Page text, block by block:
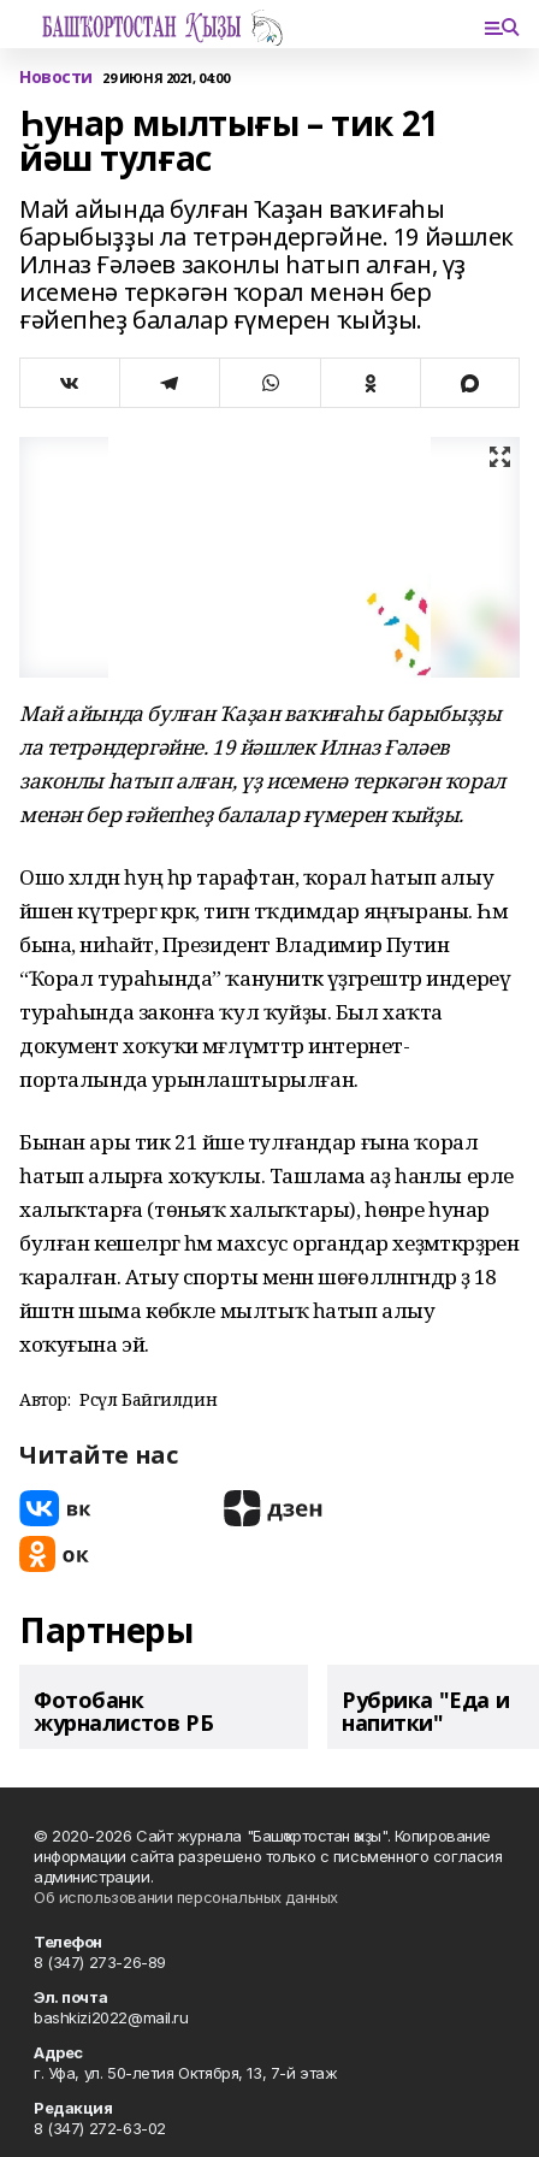
Новости 29 ИЮНЯ 2021, 04:00
Һунар мылтығы – тик 21
йәш тулғас
Май айында булған Ҡаҙан ваҡиғаһы
барыбыҙҙы ла тетрәндергәйне. 19 йәшлек
Илназ Ғәләев законлы һатып алған, үҙ
исеменә теркәгән ҡорал менән бер
ғәйепһеҙ балалар ғүмерен ҡыйҙы.
Май айында булған Ҡаҙан ваҡиғаһы барыбыҙҙы
ла тетрәндергәйне. 19 йәшлек Илназ Ғәләев
законлы һатып алған, үҙ исеменә теркәгән ҡорал
менән бер ғәйепһеҙ балалар ғүмерен ҡыйҙы.
Ошо хәлдән һуң һәр тарафтан, ҡорал һатып алыу
йәшен күтәрергә кәрәк, тигән тәҡдимдар яңғыраны. Һәм
бына, ниһайәт, Президент Владимир Путин
“Ҡорал тураһында” ҡануниәткә үҙгәрештәр индереү
тураһында законға ҡул ҡуйҙы. Был хаҡта
документ хоҡуҡи мәғлүмәттәр интернет-
порталында урынлаштырылған.
Бынан ары тик 21 йәше тулғандар ғына ҡорал
һатып алырға хоҡуҡлы. Ташлама аҙ һанлы ерле
халыҡтарға (төньяҡ халыҡтары), һөнәре һунар
булған кешеләргә һәм махсус органдар хеҙмәткәрҙәренә
ҡаралған. Атыу спорты менән шөғөлләнгәндәр ҙә 18
йәштән шыма көбәкле мылтыҡ һатып алыу
хоҡуғына эйә.
Автор: Рәсүл Байгилдин
Читайте нас
Партнеры
Фотобанк
журналистов РБ
Рубрика "Еда и
напитки"
© 2020-2026 Сайт журнала "Башҡортостан ҡыҙы". Копирование
информации сайта разрешено только с письменного согласия
администрации.
Об использовании персональных данных
Телефон
8 (347) 273-26-89
Эл. почта
bashkizi2022@mail.ru
Адрес
г. Уфа, ул. 50-летия Октября, 13, 7-й этаж
Редакция
8 (347) 272-63-02